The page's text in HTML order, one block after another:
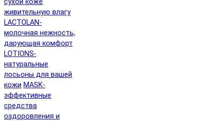
живительную влагу
LACTOLAN-
молочная нежность,
дарующая комфорт
LOTIONS-
натуральные
лосьоны для вашей
кожи MASK-
эффективные
средства
оздоровления и